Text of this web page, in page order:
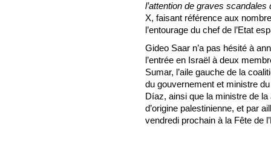
l’attention de graves scandales
X, faisant référence aux
l’entourage du chef de l’Etat
Gideo Saar n’a pas hésité à
l’entrée en Israël à deux
Sumar, l’aile gauche de la
du gouvernement et ministre
Díaz, ainsi que la ministre de
d’origine palestinienne, et par
vendredi prochain à la Fête de